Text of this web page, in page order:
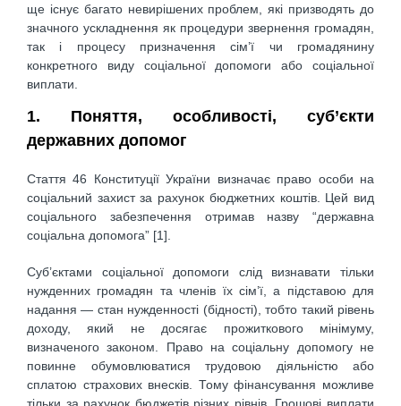
ще існує багато невирішених проблем, які призводять до
значного ускладнення як процедури звернення громадян,
так і процесу призначення сім’ї чи громадянину
конкретного виду соціальної допомоги або соціальної
виплати.
1. Поняття, особливості, суб’єкти
державних допомог
Стаття 46 Конституції України визначає право особи на
соціальний захист за рахунок бюджетних коштів. Цей вид
соціального забезпечення отримав назву “державна
соціальна допомога” [1].
Суб’єктами соціальної допомоги слід визнавати тільки
нужденних громадян та членів їх сім’ї, а підставою для
надання — стан нужденності (бідності), тобто такий рівень
доходу, який не досягає прожиткового мінімуму,
визначеного законом. Право на соціальну допомогу не
повинне обумовлюватися трудовою діяльністю або
сплатою страхових внесків. Тому фінансування можливе
тільки за рахунок бюджетів різних рівнів. Грошові виплати